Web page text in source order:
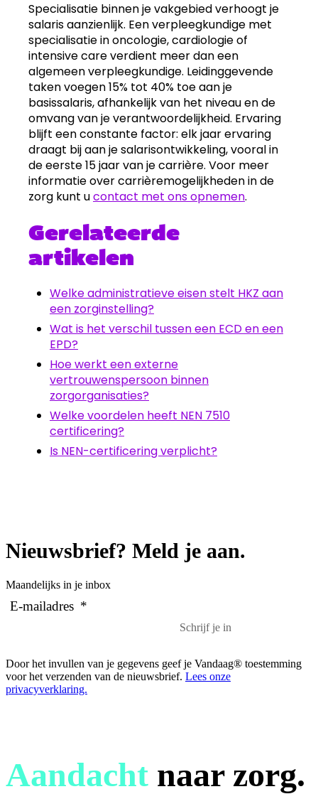
Specialisatie binnen je vakgebied verhoogt je
salaris aanzienlijk. Een verpleegkundige met
specialisatie in oncologie, cardiologie of
intensive care verdient meer dan een
algemeen verpleegkundige. Leidinggevende
taken voegen 15% tot 40% toe aan je
basissalaris, afhankelijk van het niveau en de
omvang van je verantwoordelijkheid. Ervaring
blijft een constante factor: elk jaar ervaring
draagt bij aan je salarisontwikkeling, vooral in
de eerste 15 jaar van je carrière. Voor meer
informatie over carrièremogelijkheden in de
zorg kunt ucontact met ons opnemen.
Gerelateerde
artikelen
Welke administratieve eisen stelt HKZ aan
een zorginstelling?
Wat is het verschil tussen een ECD en een
EPD?
Hoe werkt een externe
vertrouwenspersoon binnen
zorgorganisaties?
Welke voordelen heeft NEN 7510
certificering?
Is NEN-certificering verplicht?
Nieuwsbrief? Meld je aan.
Maandelijks in je inbox
E-mailadres *
Door het invullen van je gegevens geef je Vandaag® toestemming
voor het verzenden van de nieuwsbrief. Lees onze
privacyverklaring.
Aandacht naar zorg.